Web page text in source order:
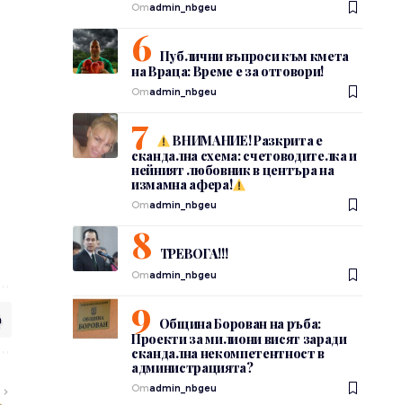
Отadmin_nbgeu
Публични въпроси към кмета
на Враца: Време е за отговори!
Отadmin_nbgeu
ВНИМАНИЕ! Разкрита е
скандална схема: счетоводителка и
нейният любовник в центъра на
измамна афера!
Отadmin_nbgeu
ТРЕВОГА!!!
Отadmin_nbgeu
Община Борован на ръба:
Проекти за милиони висят заради
скандална некомпетентност в
администрацията?
Отadmin_nbgeu